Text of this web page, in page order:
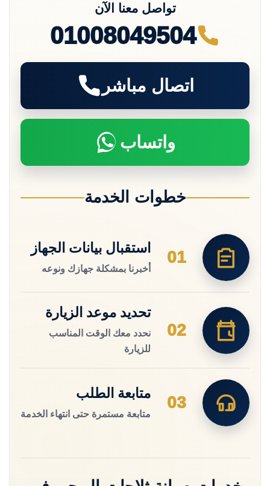
تواصل معنا الآن
01008049504
اتصال مباشر
واتساب
خطوات الخدمة
01
استقبال بيانات الجهاز
أخبرنا بمشكلة جهازك ونوعه
02
تحديد موعد الزيارة
نحدد معك الوقت المناسب
للزيارة
03
متابعة الطلب
متابعة مستمرة حتى انتهاء الخدمة